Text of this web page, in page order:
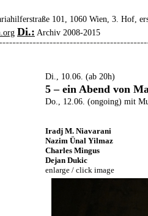
101, 1060 Wien, 3. Hof,
Di.: Archiv 2008-2015
Di., 10.06. (ab 20h)
5 – ein Abend von
Do., 12.06. (ongoing) mit
Iradj M. Niavarani
Nazim Ünal Yilmaz
Charles Mingus
Dejan Dukic
enlarge / click image